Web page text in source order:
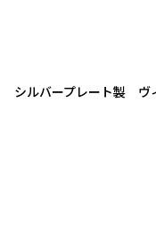
シルバープレート製 ヴ